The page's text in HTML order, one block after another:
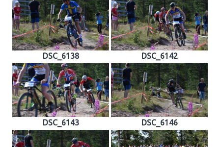
DSC_6138 DSC_6142
DSC_6143 DSC_6146